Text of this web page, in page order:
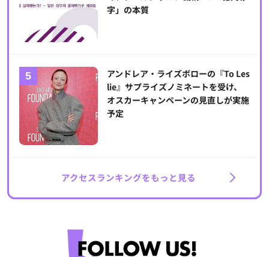
字」の本質
アンドレア・ライズボローの『To Les
lie』サプライズノミネートを受け、
オスカーキャンペーンの見直しが実施
予定
アクセスランキングをもっと見る